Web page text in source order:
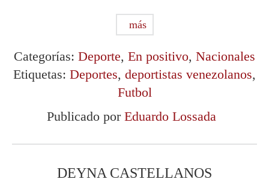
más
Categorías: Deporte, En positivo, Nacionales
Etiquetas: Deportes, deportistas venezolanos,
Futbol
Publicado por Eduardo Lossada
DEYNA CASTELLANOS